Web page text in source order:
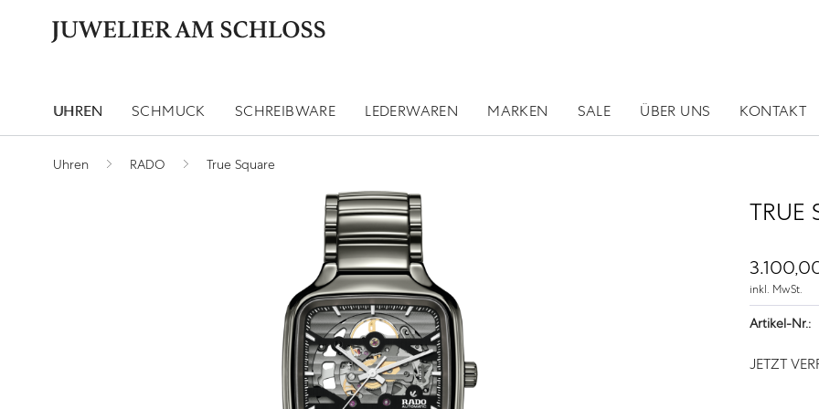
UHREN SCHMUCK SCHREIBWARE LEDERWAREN MARKEN SALE ÜBER UNS KONTAKT
Uhren RADO True Square
TRUE
inkl. MwSt.
Artikel-Nr.:
JETZT